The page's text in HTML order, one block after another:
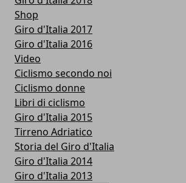
Shop
Giro d'Italia 2017
Giro d'Italia 2016
Video
Ciclismo secondo noi
Ciclismo donne
Libri di ciclismo
Giro d'Italia 2015
Tirreno Adriatico
Storia del Giro d'Italia
Giro d'Italia 2014
Giro d'Italia 2013